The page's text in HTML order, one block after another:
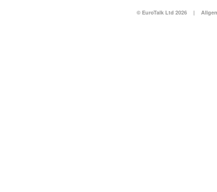
© EuroTalk Ltd 2026 |